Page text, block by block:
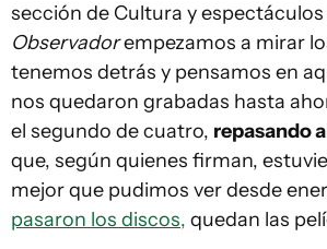
sección de Cultura y espectáculos
Observadorempezamos a mirar
tenemos detrás y pensamos en
nos quedaron grabadas hasta
el segundo de cuatro, repasando
que, según quienes firman,
mejor que pudimos ver desde
pasaron los discos, quedan las